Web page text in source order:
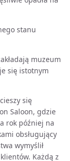
stanu
muzeum
się istotnym
się
Saloon, gdzie
rok później na
obsługujący
wymyślił
Każdą z